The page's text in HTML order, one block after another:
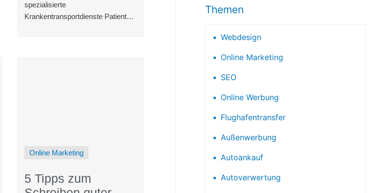
spezialisierte
Krankentransportdienste Patienten
Online Marketing
5 Tipps zum
Themen
Webdesign
Online Marketing
SEO
Online Werbung
Flughafentransfer
Außenwerbung
Autoankauf
Autoverwertung